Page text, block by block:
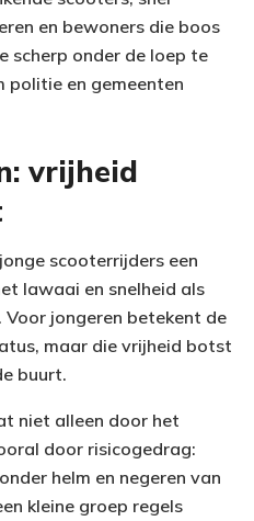
en bewoners die boos
scherp onder de loep te
politie en gemeenten
vrijheid
scooterrijders een
lawaai en snelheid als
jongeren betekent de
maar die vrijheid botst
buurt.
niet alleen door het
door risicogedrag:
helm en negeren van
kleine groep regels